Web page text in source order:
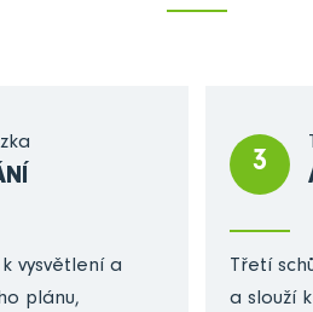
vysvětlení a
plánu,
3
Třetí
a slouží